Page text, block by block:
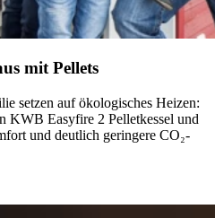
mit Pellets
setzen auf ökologisches Heizen:
KWB Easyfire 2 Pelletkessel und
und deutlich geringere CO₂-